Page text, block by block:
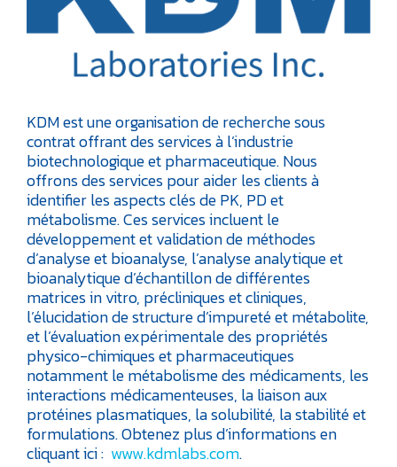
KDM est une organisation de recherche sous
contrat offrant des services à l’industrie
biotechnologique et pharmaceutique. Nous
offrons des services pour aider les clients à
identifier les aspects clés de PK, PD et
métabolisme. Ces services incluent le
développement et validation de méthodes
d’analyse et bioanalyse, l’analyse analytique et
bioanalytique d’échantillon de différentes
matrices in vitro, précliniques et cliniques,
l’élucidation de structure d’impureté et métabolite,
et l’évaluation expérimentale des propriétés
physico-chimiques et pharmaceutiques
notamment le métabolisme des médicaments, les
interactions médicamenteuses, la liaison aux
protéines plasmatiques, la solubilité, la stabilité et
formulations. Obtenez plus d’informations en
cliquant ici : www.kdmlabs.com.